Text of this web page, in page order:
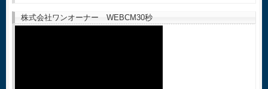
株式会社ワンオーナー WEBCM30秒